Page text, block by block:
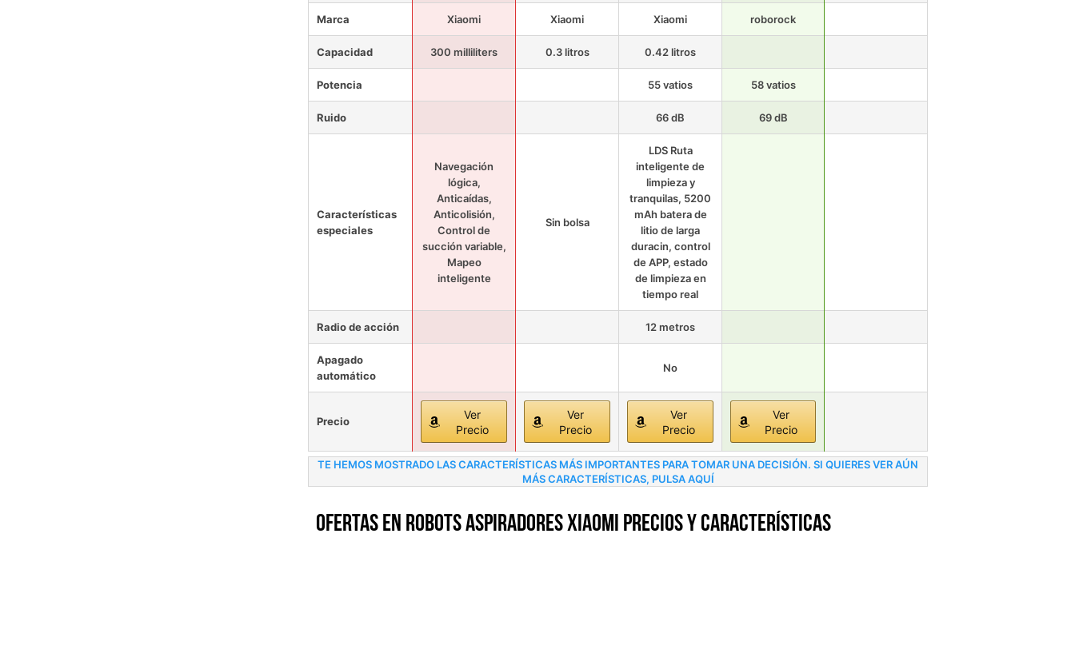
Marca Xiaomi Xiaomi Xiaomi roborock
Capacidad 300 milliliters 0.3 litros 0.42 litros
Potencia 55 vatios 58 vatios
Ruido 66 dB 69 dB
Características
especiales
Navegación
lógica,
Anticaídas,
Anticolisión,
Control de
succión variable,
Mapeo
inteligente
Sin bolsa
LDS Ruta
inteligente de
limpieza y
tranquilas, 5200
mAh batera de
litio de larga
duracin, control
de APP, estado
de limpieza en
tiempo real
Radio de acción 12 metros
Apagado
automático
No
Precio
Ver
Precio
Ver
Precio
Ver
Precio
Ver
Precio
TE HEMOS MOSTRADO LAS CARACTERÍSTICAS MÁS IMPORTANTES PARA TOMAR UNA DECISIÓN. SI QUIERES VER AÚN
MÁS CARACTERÍSTICAS, PULSA AQUÍ
Ofertas en Robots Aspiradores Xiaomi precios y características